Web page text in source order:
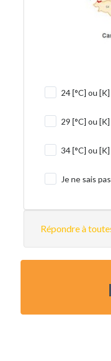
24 [°C] ou [K]
29 [°C] ou [K]
34 [°C] ou [K]
Je ne sais pas
Répondre à